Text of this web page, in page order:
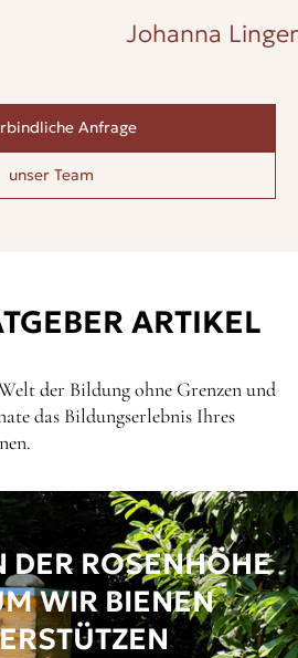
Johanna
Anfrage
unser Team
ARTIKEL
der Bildung ohne Grenzen und
das Bildungserlebnis Ihres
DER ROSENHÖHE
WIR BIENEN